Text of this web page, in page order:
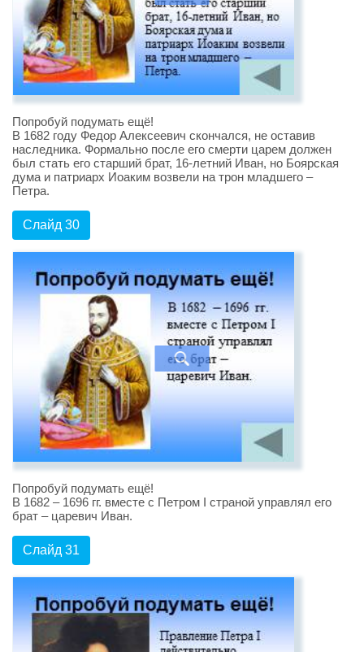
Попробуй подумать ещё!
В 1682 году Федор Алексеевич скончался, не оставив
наследника. Формально после его смерти царем должен
был стать его старший брат, 16-летний Иван, но Боярская
дума и патриарх Иоаким возвели на трон младшего –
Петра.
Слайд 30
Попробуй подумать ещё!
В 1682 – 1696 гг. вместе с Петром I страной управлял его
брат – царевич Иван.
Слайд 31